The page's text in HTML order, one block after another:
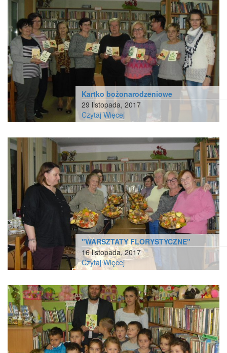
Kartko bożonarodzeniowe
29 listopada, 2017
Czytaj Więcej
"WARSZTATY FLORYSTYCZNE"
16 listopada, 2017
Czytaj Więcej